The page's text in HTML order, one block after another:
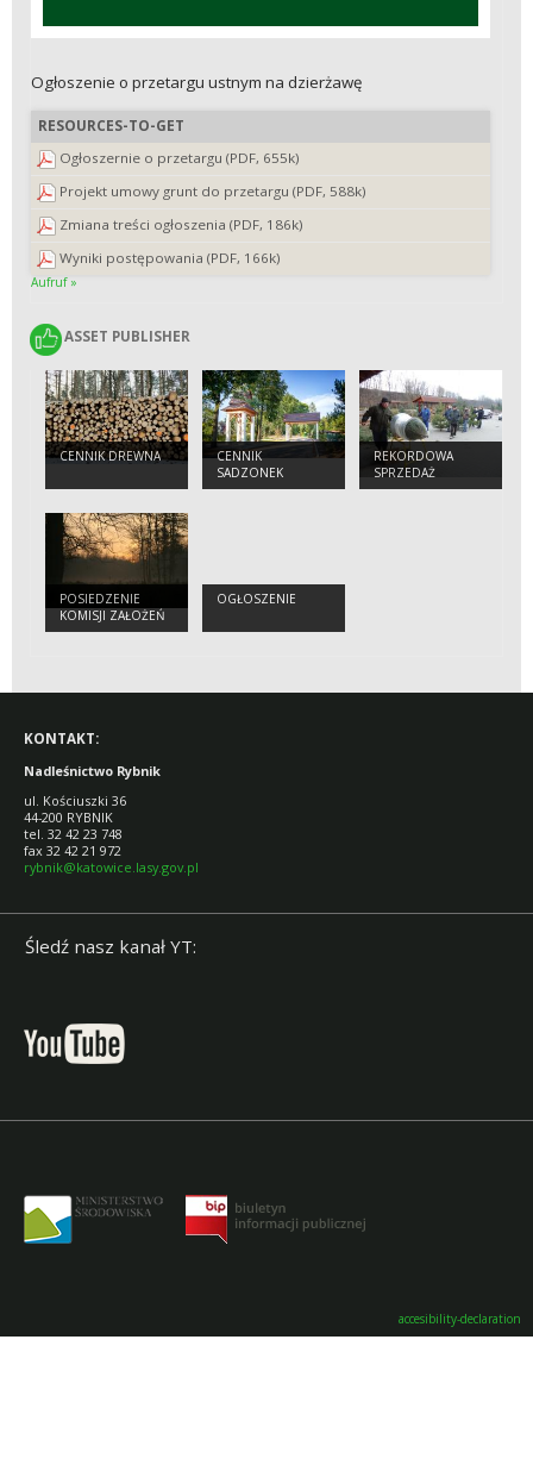
Ogłoszenie o przetargu ustnym na dzierżawę
RESOURCES-TO-GET
Ogłoszernie o przetargu (PDF, 655k)
Projekt umowy grunt do przetargu (PDF, 588k)
Zmiana treści ogłoszenia (PDF, 186k)
Wyniki postępowania (PDF, 166k)
Aufruf »
ASSET PUBLISHER
ASSET PUBLISHER
CENNIK DREWNA
CENNIK
SADZONEK
REKORDOWA
SPRZEDAŻ
CHOINEK
POSIEDZENIE
KOMISJI ZAŁOŻEŃ
PLANU
OGŁOSZENIE
KONTAKT:
Nadleśnictwo Rybnik
ul. Kościuszki 36
44-200 RYBNIK
tel. 32 42 23 748
fax 32 42 21 972
rybnik@katowice.lasy.gov.pl
Śledź nasz kanał YT:
accesibility-declaration